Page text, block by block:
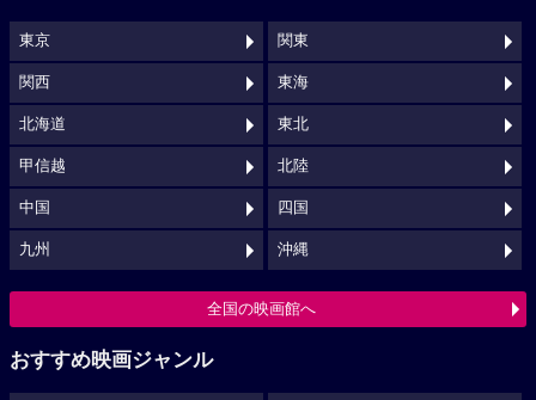
東京 関東
関西 東海
北海道 東北
甲信越 北陸
中国 四国
九州 沖縄
全国の映画館へ
おすすめ映画ジャンル